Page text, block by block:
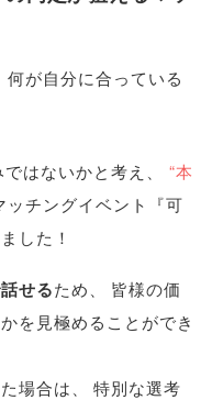
何が自分に合っている
はないかと考え
“本
ッチングイベント『可
した！
せるため
皆様の価
を見極めることができ
場合は
特別な選考